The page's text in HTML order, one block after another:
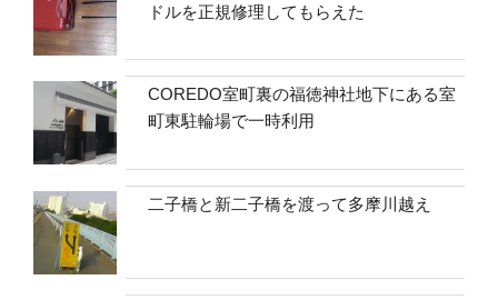
ドルを正規修理してもらえた
COREDO室町裏の福徳神社地下にある室
町東駐輪場で一時利用
二子橋と新二子橋を渡って多摩川越え